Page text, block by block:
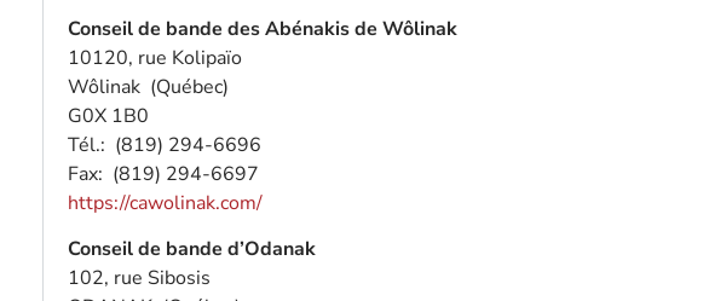
Conseil de bande des Abénakis de Wôlinak
10120, rue Kolipaïo
Wôlinak (Québec)
G0X 1B0
Tél.: (819) 294-6696
Fax: (819) 294-6697
https://cawolinak.com/
Conseil de bande d’Odanak
102, rue Sibosis